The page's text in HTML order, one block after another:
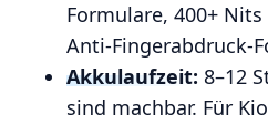
Formulare, 400+
Akkulaufzeit: 8–12
sind machbar. Für